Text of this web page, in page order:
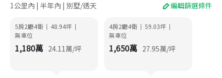
1公里內 | 半年內 | 別墅/透天 編輯篩選條件
5房2廳4衛 | 48.94坪 |
無車位
1,180萬 24.11 萬/坪
4房2廳4衛 | 59.03坪 |
無車位
1,650萬 27.95萬/坪